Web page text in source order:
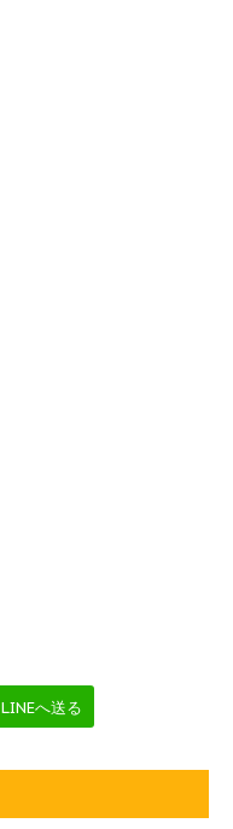
LINEへ送る